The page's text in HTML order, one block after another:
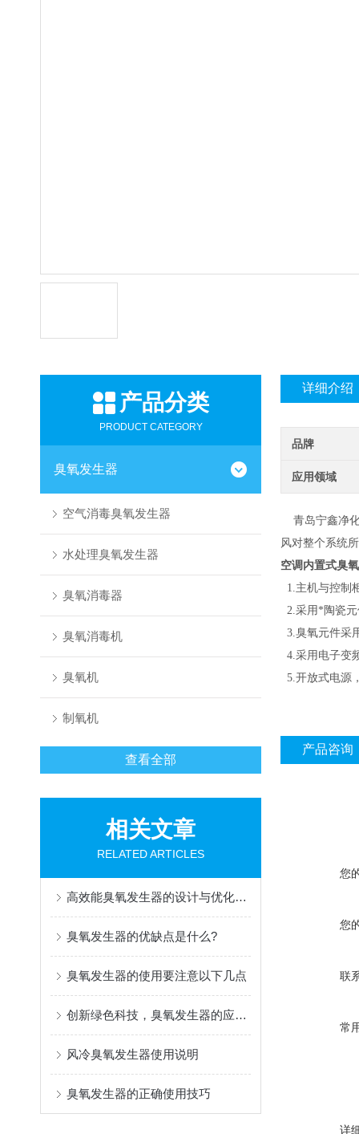
产品分类
PRODUCT CATEGORY
臭氧发生器
空气消毒臭氧发生器
水处理臭氧发生器
臭氧消毒器
臭氧消毒机
臭氧机
制氧机
查看全部
相关文章
RELATED ARTICLES
高效能臭氧发生器的设计与优化策略
臭氧发生器的优缺点是什么?
臭氧发生器的使用要注意以下几点
创新绿色科技，臭氧发生器的应用与前景
风冷臭氧发生器使用说明
臭氧发生器的正确使用技巧
详细介绍
品牌
应用领域
青岛宁鑫净
风对整个系统
空调内置式臭
1.主机与控制
2.采用*陶瓷
3.臭氧元件采
4.采用电子变
5.开放式电源
产品咨询
您
您
联
常
详